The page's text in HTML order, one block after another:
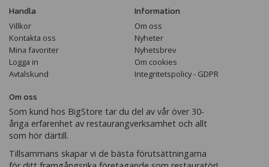
Handla
Villkor
Kontakta oss
Mina favoriter
Logga in
Avtalskund
Information
Om oss
Nyheter
Nyhetsbrev
Om cookies
Integritetspolicy - GDPR
Om oss
Som kund hos BigStore tar du del av vår över 30-
åriga erfarenhet av restaurangverksamhet och allt
som hör därtill.
Tillsammans skapar vi de bästa förutsättningarna